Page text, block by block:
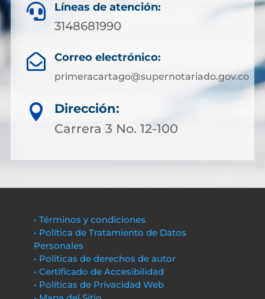
 Líneas de atención:
3148681990
 Correo electrónico:
primeracartago@supernotariado.gov.co

Dirección:
Carrera 3 No. 12-100
• Términos y condiciones
• Política de Tratamiento de Datos
Personales
• Políticas de derechos de autor
• Certificado de Accesibilidad
• Políticas de Privacidad Web